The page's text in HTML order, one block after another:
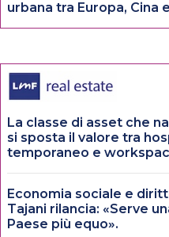
urbana tra Europa, Cina
La classe di asset che
si sposta il valore tra
temporaneo e
Economia sociale e
Tajani rilancia: «Serve
Paese più equo».